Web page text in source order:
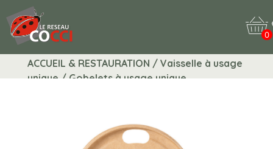
0
ACCUEIL & RESTAURATION / Vaisselle à usage
unique / Gobelets à usage unique